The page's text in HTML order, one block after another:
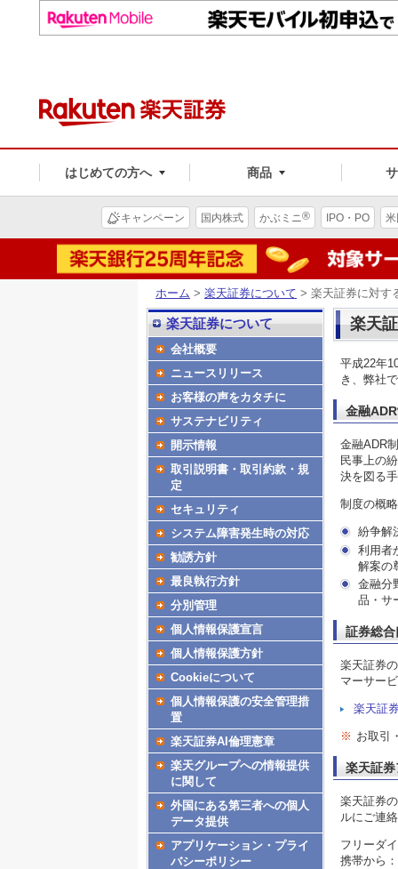
はじめての方へ 商品
キャンペーン 国内株式 かぶミニ® IPO・PO
ホーム > 楽天証券について > 楽天証券に対す
楽天
平成22年
き、弊社
金融
金融ADR
民事上の
決を図る
制度の概
紛争解
利用者
解案の
金融分
品・サ
証券総
楽天証券
マーサー
楽天証
※ お取引
楽天証
楽天証券
ルにご連
フリーダ
携帯から
楽天証券について
会社概要
ニュースリリース
お客様の声をカタチに
サステナビリティ
開示情報
取引説明書・取引約款・規
定
セキュリティ
システム障害発生時の対応
勧誘方針
最良執行方針
分別管理
個人情報保護宣言
個人情報保護方針
Cookieについて
個人情報保護の安全管理措
置
楽天証券AI倫理憲章
楽天グループへの情報提供
に関して
外国にある第三者への個人
データ提供
アプリケーション・プライ
バシーポリシー